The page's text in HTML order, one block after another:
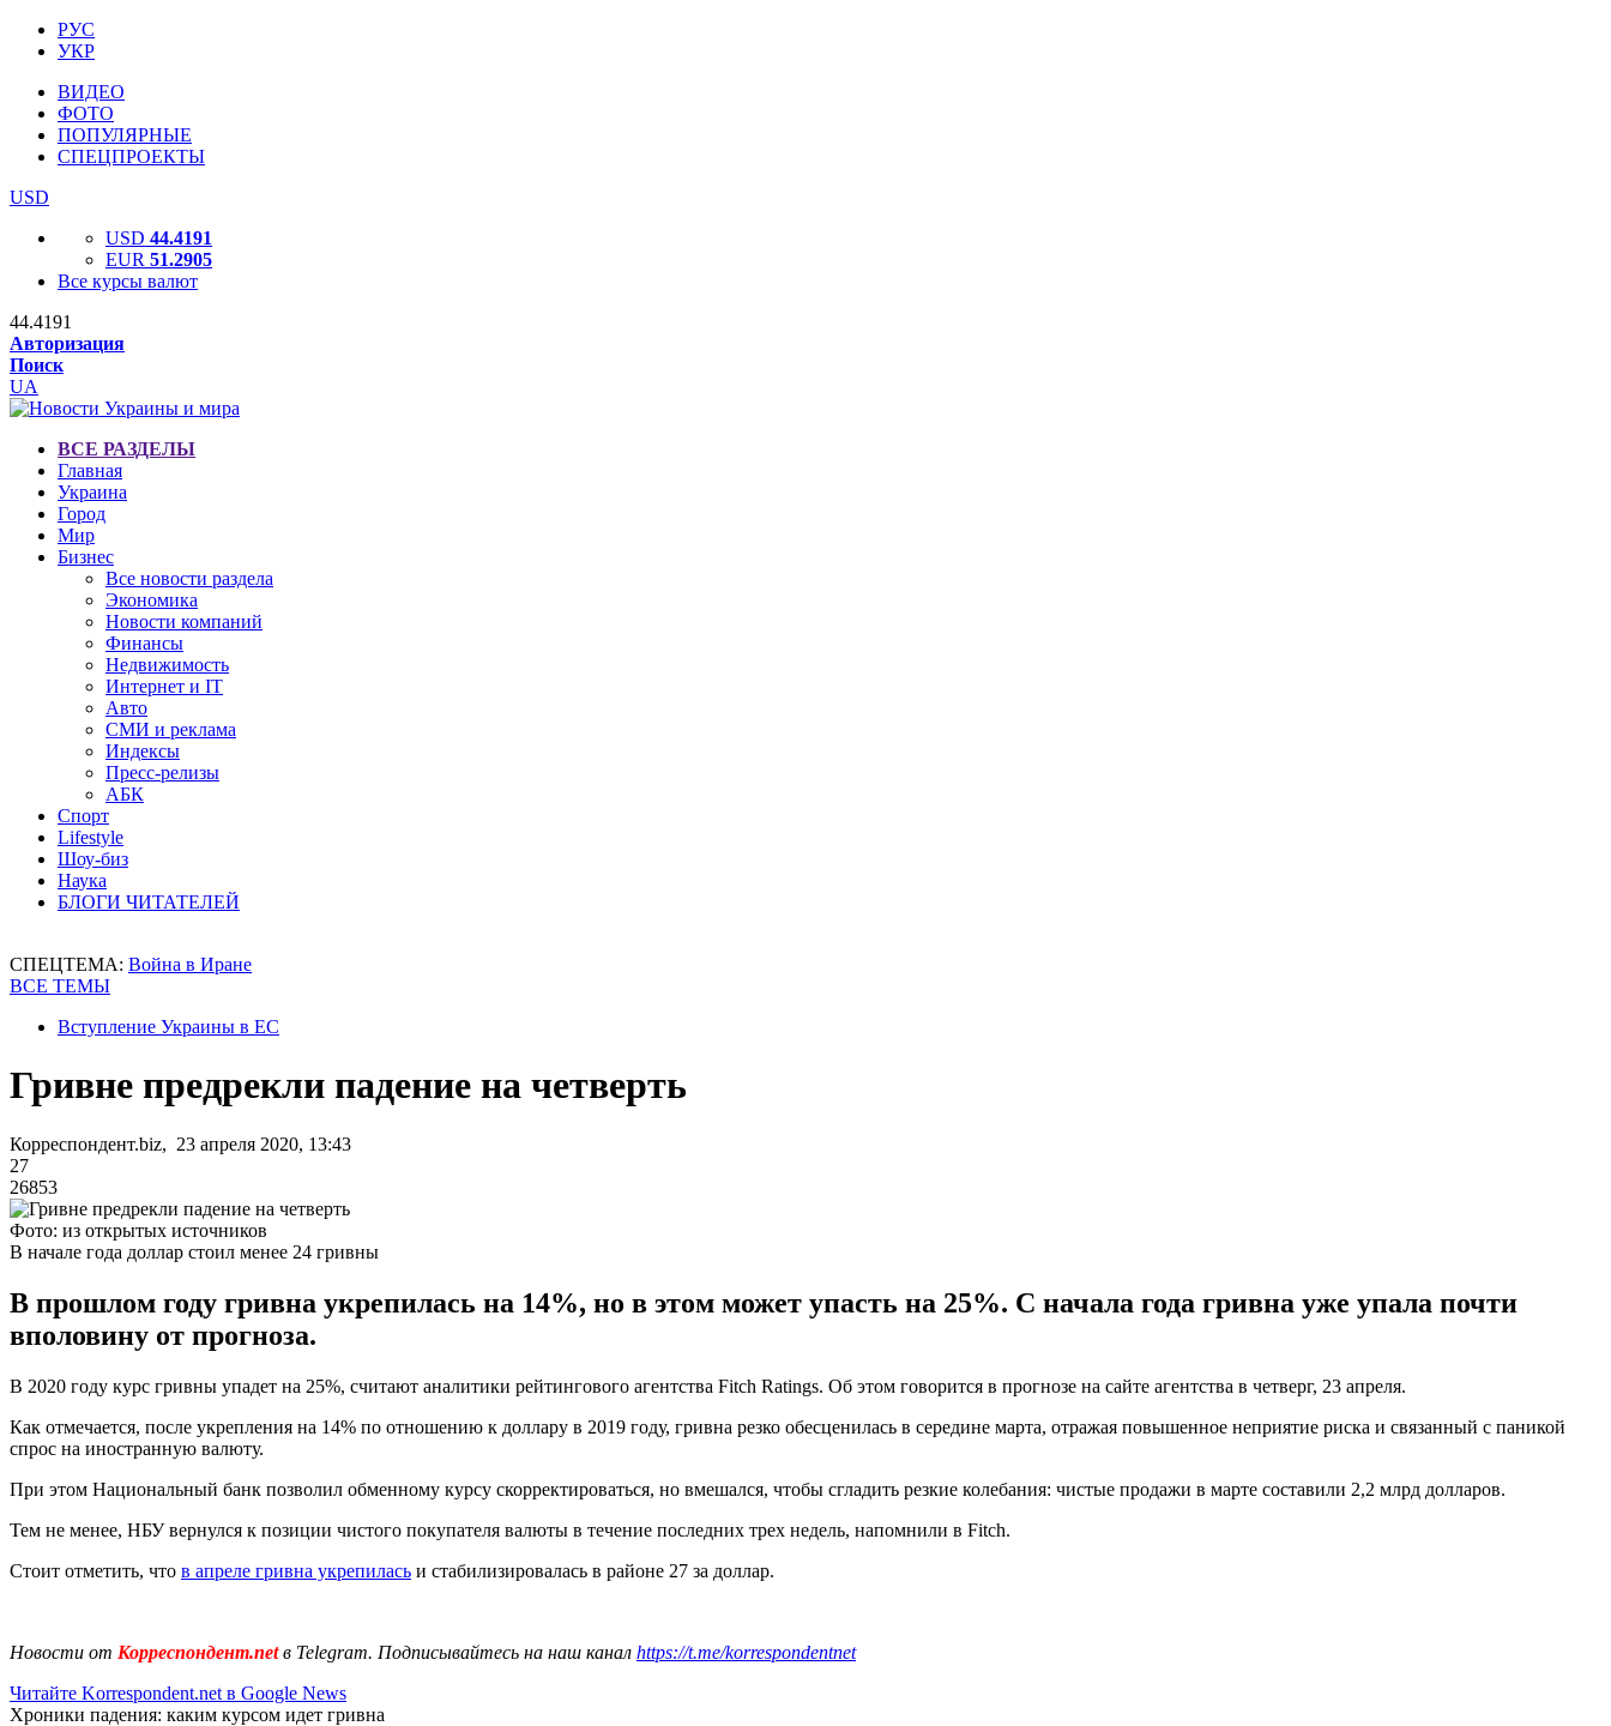
РУС
УКР
ВИДЕО
ФОТО
ПОПУЛЯРНЫЕ
СПЕЦПРОЕКТЫ
USD
USD 44.4191
EUR 51.2905
Все курсы валют
44.4191
Авторизация
Поиск
UA
ВСЕ РАЗДЕЛЫ
Главная
Украина
Город
Мир
Бизнес
Все новости раздела
Экономика
Новости компаний
Финансы
Недвижимость
Интернет и IT
Авто
СМИ и реклама
Индексы
Пресс-релизы
АБК
Спорт
Lifestyle
Шоу-биз
Наука
БЛОГИ ЧИТАТЕЛЕЙ
СПЕЦТЕМА: Война в Иране
ВСЕ ТЕМЫ
Вступление Украины в ЕС
Гривне предрекли падение на четверть
Корреспондент.biz, 23 апреля 2020, 13:43
27
26853
Фото: из открытых источников
В начале года доллар стоил менее 24 гривны
В прошлом году гривна укрепилась на 14%, но в этом может упасть на 25%. С начала года гривна уже упала почти
вполовину от прогноза.
В 2020 году курс гривны упадет на 25%, считают аналитики рейтингового агентства Fitch Ratings. Об этом говорится в прогнозе на сайте агентства в четверг, 23 апреля.
Как отмечается, после укрепления на 14% по отношению к доллару в 2019 году, гривна резко обесценилась в середине марта, отражая повышенное неприятие риска и связанный с паникой
спрос на иностранную валюту.
При этом Национальный банк позволил обменному курсу скорректироваться, но вмешался, чтобы сгладить резкие колебания: чистые продажи в марте составили 2,2 млрд долларов.
Тем не менее, НБУ вернулся к позиции чистого покупателя валюты в течение последних трех недель, напомнили в Fitch.
Стоит отметить, что в апреле гривна укрепилась и стабилизировалась в районе 27 за доллар.
Новости от Корреспондент.netв Telegram. Подписывайтесь на наш канал https://t.me/korrespondentnet
Читайте Korrespondent.net в Google News
Хроники падения: каким курсом идет гривна